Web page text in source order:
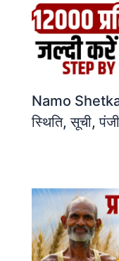
Namo
स्थिति, सूची,